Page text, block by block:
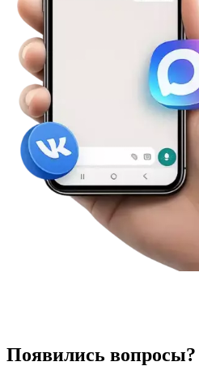
Появились вопросы?